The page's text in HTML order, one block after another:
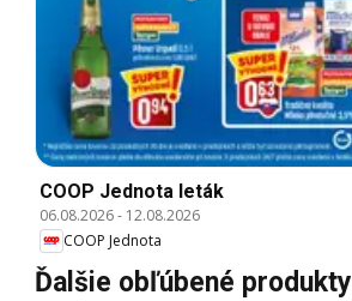
COOP Jednota leták
06.08.2026- 12.08.2026
COOP Jednota
Ďalšie obľúbené produkty